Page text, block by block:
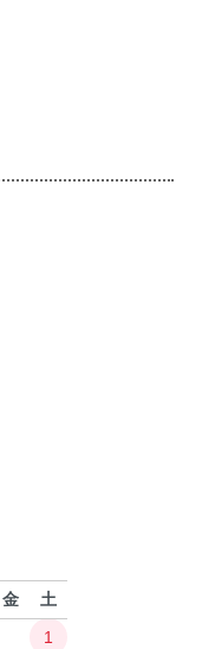
金
土
1